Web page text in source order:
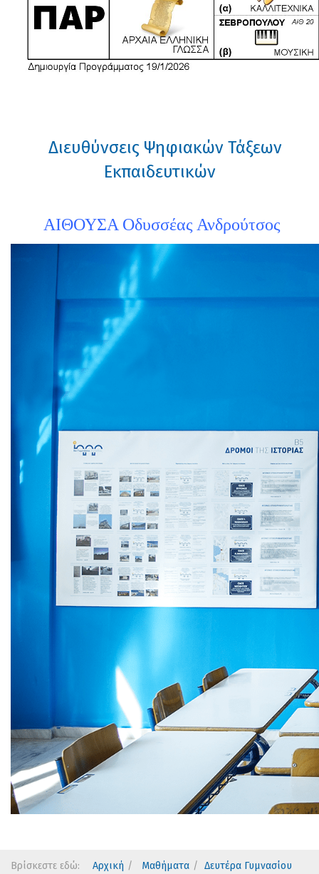
Διευθύνσεις Ψηφιακών Τάξεων
Εκπαιδευτικών
ΑΙΘΟΥΣΑ Οδυσσέας Ανδρούτσος
Βρίσκεστε εδώ: Αρχική Μαθήματα Δευτέρα Γυμνασίου